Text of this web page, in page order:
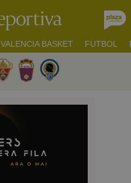
VALENCIA BASKET FUTBOL